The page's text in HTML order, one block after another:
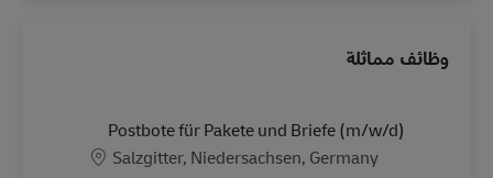
وظائف مماثلة
Postbote für Pakete und Briefe (m/w/d)
الموقع
Salzgitter, Niedersachsen, Germany